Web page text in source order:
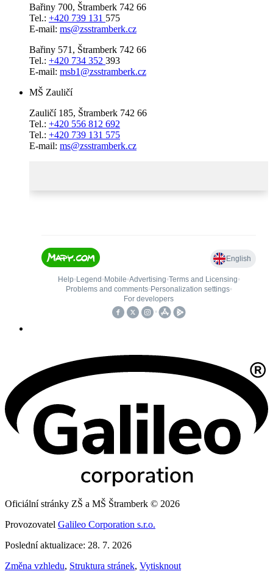
Bařiny 700, Štramberk 742 66
Tel.: +420 739 131 575
E-mail: ms@zsstramberk.cz
Bařiny 571, Štramberk 742 66
Tel.: +420 734 352 393
E-mail: msb1@zsstramberk.cz
MŠ Zauličí
Zauličí 185, Štramberk 742 66
Tel.: +420 556 812 692
Tel.: +420 739 131 575
E-mail: ms@zsstramberk.cz
Oficiální stránky ZŠ a MŠ Štramberk © 2026
Provozovatel Galileo Corporation s.r.o.
Poslední aktualizace: 28. 7. 2026
Změna vzhledu, Struktura stránek, Vytisknout